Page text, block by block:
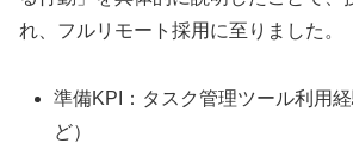
れ、フルリモート採用に至りました。
準備KPI：タスク管理ツール利用
ど）